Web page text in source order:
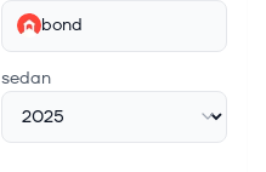
bond
sedan